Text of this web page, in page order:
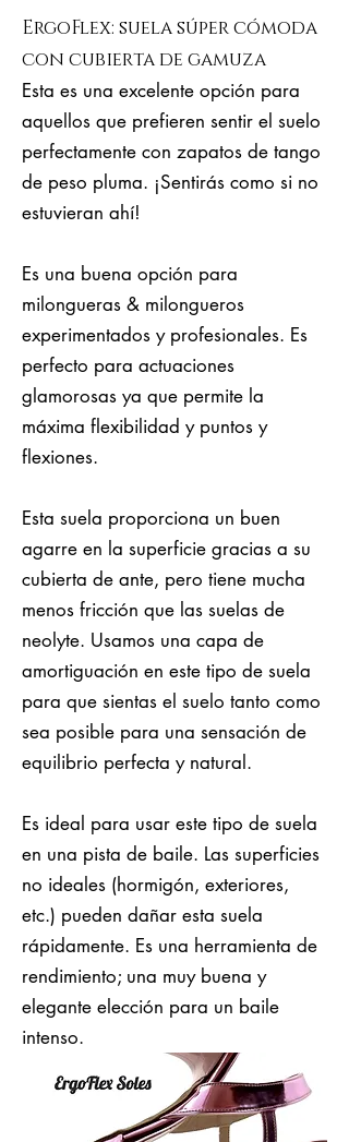
ErgoFlex: suela súper cómoda
con cubierta de gamuza
Esta es una excelente opción para
aquellos que prefieren sentir el suelo
perfectamente con zapatos de tango
de peso pluma. ¡Sentirás como si no
estuvieran ahí!
Es una buena opción para
milongueras & milongueros
experimentados y profesionales. Es
perfecto para actuaciones
glamorosas ya que permite la
máxima flexibilidad y puntos y
flexiones.
Esta suela proporciona un buen
agarre en la superficie gracias a su
cubierta de ante, pero tiene mucha
menos fricción que las suelas de
neolyte. Usamos una capa de
amortiguación en este tipo de suela
para que sientas el suelo tanto como
sea posible para una sensación de
equilibrio perfecta y natural.
Es ideal para usar este tipo de suela
en una pista de baile. Las superficies
no ideales (hormigón, exteriores,
etc.) pueden dañar esta suela
rápidamente. Es una herramienta de
rendimiento; una muy buena y
elegante elección para un baile
intenso.